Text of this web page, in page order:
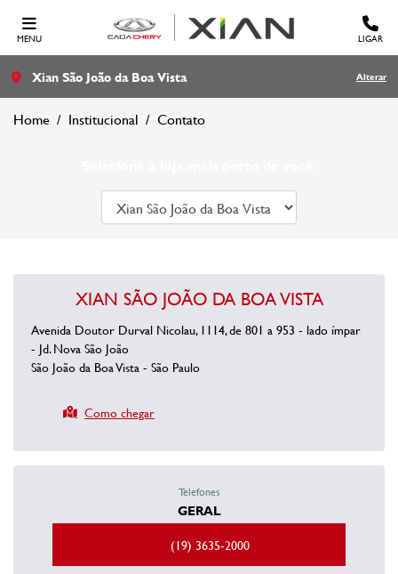
MENU LIGAR
Xian São João da Boa Vista Alterar
Home Institucional Contato
XIAN SÃO JOÃO DA BOA VISTA
Avenida Doutor Durval Nicolau, 1114, de 801 a 953 - lado ímpar
- Jd. Nova São João
São João da Boa Vista - São Paulo
Como chegar
Telefones
GERAL
(19) 3635-2000